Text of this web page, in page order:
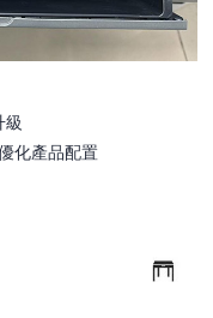
級
化產品配置